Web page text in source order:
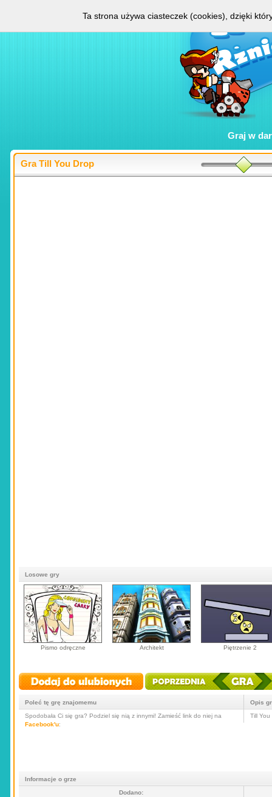
Graj w
Gra Till You Drop
Losowe gry
Pismo odręczne Architekt Piętrzenie 2
Poleć tę grę znajomemu
Spodobała Ci się gra? Podziel się nią z innymi! Zamieść link do niej na
Facebook'u:
Opis
Till
Informacje o grze
Dodano:
Ta strona używa ciasteczek (cookies), dzięki